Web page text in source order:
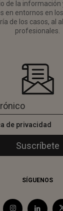
de la
en entornos en
de los casos, al
profesionales.
de privacidad
SÍGUENOS